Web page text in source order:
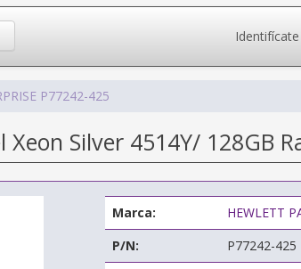
Identifícate
P77242-425
Silver 4514Y/ 128GB
Marca:
HEWLETT
P/N:
P77242-425